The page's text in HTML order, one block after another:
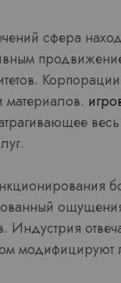
сфера
Индустрия
модифицируют